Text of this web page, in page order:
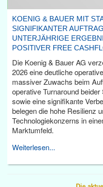
KOENIG & BAUER MIT
SIGNIFIKANTER
UNTERJÄHRIGE
POSITIVER FREE
Die Koenig & Bauer AG
2026 eine deutliche
massiver Zuwachs beim
operative Turnaround
sowie eine signifikante
belegen die hohe Resilienz
Technologiekonzerns in
Marktumfeld.
Weiterlesen...